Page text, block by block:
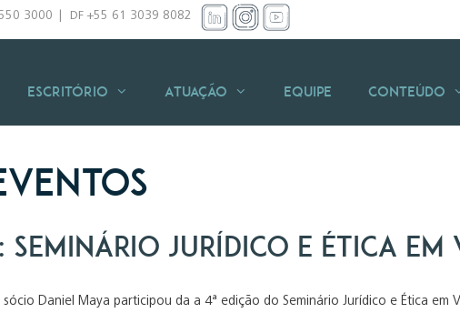
3000 DF +55 61 3039 8082
Escritório Atuação Equipe Conteúdo
Seminário Jurídico e Ética em
Daniel Maya participou da a 4ª edição do Seminário Jurídico e Ética em